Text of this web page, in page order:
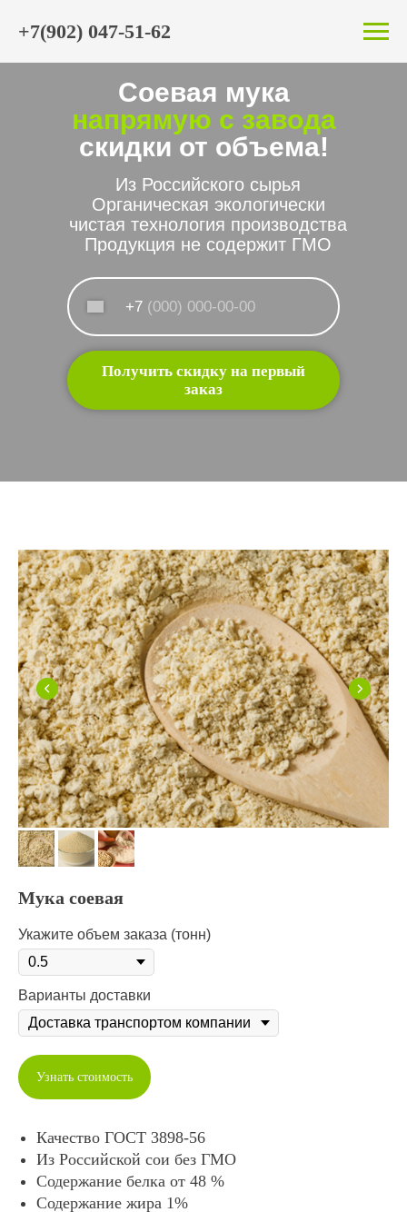
+7(902) 047-51-62
Соевая мука
напрямую с завода
скидки от объема!
Из Российского сырья
Органическая экологически
чистая технология производства
Продукция не содержит ГМО
+7
Получить скидку на первый
заказ
Мука соевая
Укажите объем заказа (тонн)
Варианты доставки
Узнать стоимость
Качество ГОСТ 3898-56
Из Российской сои без ГМО
Содержание белка от 48 %
Содержание жира 1%